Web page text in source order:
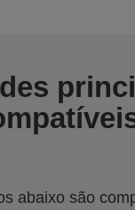
abaixo são